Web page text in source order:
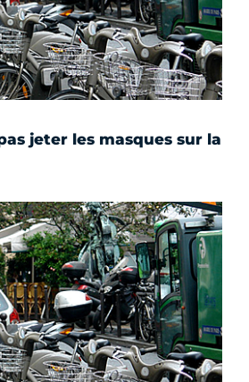
jeter les masques sur la